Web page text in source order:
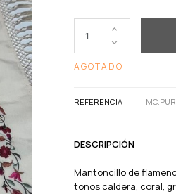
AGOTADO
REFERENCIA
DESCRIPCIÓN
Mantoncillo de
tonos caldera, coral,